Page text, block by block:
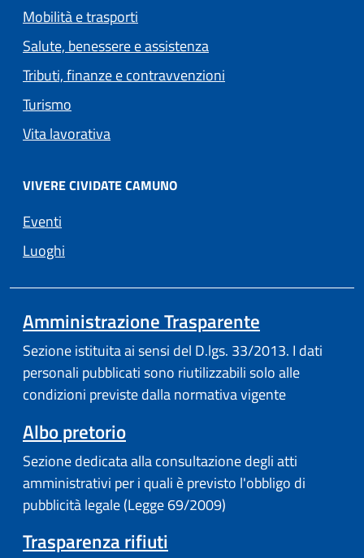
Mobilità e trasporti
Salute, benessere e assistenza
Tributi, finanze e contravvenzioni
Turismo
Vita lavorativa
VIVERE CIVIDATE CAMUNO
Eventi
Luoghi
Amministrazione Trasparente
Sezione istituita ai sensi del D.lgs. 33/2013. I dati
personali pubblicati sono riutilizzabili solo alle
condizioni previste dalla normativa vigente
Albo pretorio
Sezione dedicata alla consultazione degli atti
amministrativi per i quali è previsto l'obbligo di
pubblicità legale (Legge 69/2009)
Trasparenza rifiuti